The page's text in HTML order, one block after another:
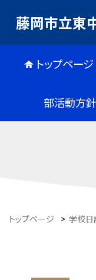
藤岡市立東
トップページ
部活動方針
トップページ > 学校日